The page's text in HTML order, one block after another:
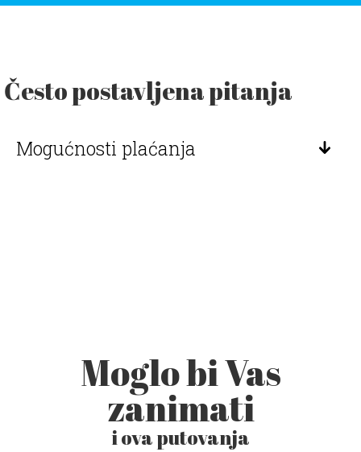
Često postavljena pitanja
Mogućnosti plaćanja
Moglo bi Vas
zanimati
i ova putovanja